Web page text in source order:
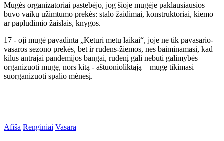
Mugės organizatoriai pastebėjo, jog šioje mugėje paklausiausios
buvo vaikų užimtumo prekės: stalo žaidimai, konstruktoriai, kiemo
ar paplūdimio žaislais, knygos.
17 - oji mugė pavadinta „Keturi metų laikai“, joje ne tik pavasario-
vasaros sezono prekės, bet ir rudens-žiemos, nes baiminamasi, kad
kilus antrajai pandemijos bangai, rudenį gali nebūti galimybės
organizuoti mugę, nors kitą - aštuonioliktąją – mugę tikimasi
suorganizuoti spalio mėnesį.
Afiša Renginiai Vasara